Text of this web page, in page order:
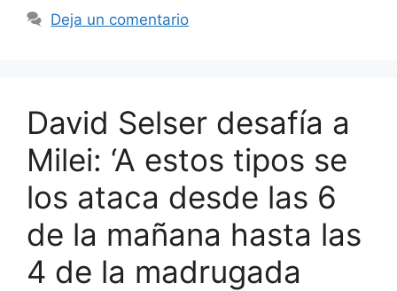
Deja un comentario
David Selser desafía a
Milei: ‘A estos tipos se
los ataca desde las 6
de la mañana hasta las
4 de la madrugada